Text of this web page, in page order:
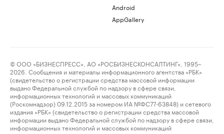
Android
AppGallery
© ООО «БИЗНЕСПРЕСС», АО «РОСБИЗНЕСКОНСАЛТИНГ», 1995–
2026. Сообщения и материалы информационного агентства «РБК»
(свидетельство о регистрации средства массовой информации
выдано Федеральной службой по надзору в сфере связи,
информационных технологий и массовых коммуникаций
(Роскомнадзор) 09.12.2015 за номером ИА №ФС77-63848) и сетевого
издания «РБК» (свидетельство о регистрации средства массовой
информации выдано Федеральной службой по надзору в сфере связи,
информационных технологий и массовых коммуникаций